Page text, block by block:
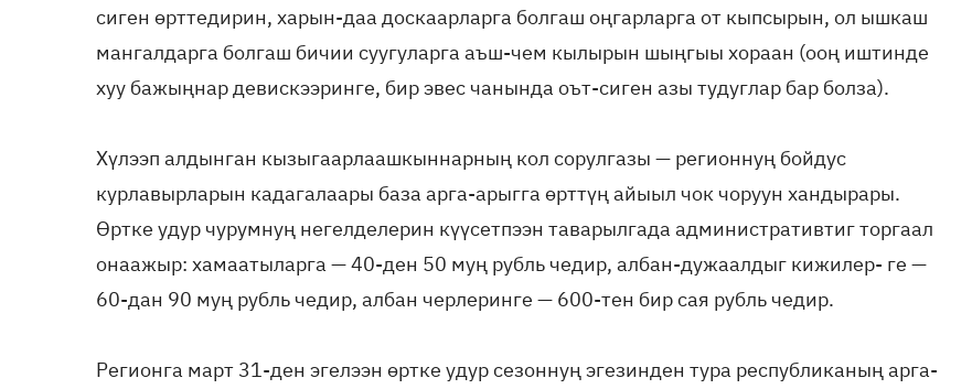
сиген өрттедирин, харын-даа доскаарларга болгаш оңгарларга от кыпсырын, ол ышкаш
мангалдарга болгаш бичии суугуларга аъш-чем кылырын шыңгыы хораан (ооң иштинде
хуу бажыңнар девискээринге, бир эвес чанында оът-сиген азы тудуглар бар болза).
Хүлээп алдынган кызыгаарлаашкыннарның кол сорулгазы — регионнуң бойдус
курлавырларын кадагалаары база арга-арыгга өрттүң айыыл чок чоруун хандырары.
Өртке удур чурумнуң негелделерин күүсетпээн таварылгада административтиг торгаал
онаажыр: хамаатыларга — 40-ден 50 муң рубль чедир, албан-дужаалдыг кижилер- ге —
60-дан 90 муң рубль чедир, албан черлеринге — 600-тен бир сая рубль чедир.
Регионга март 31-ден эгелээн өртке удур сезоннуң эгезинден тура республиканың арга-